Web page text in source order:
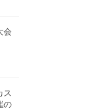
会
ス
の